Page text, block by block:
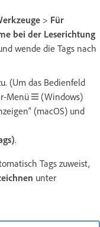
> Für
bei der Leserichtung
wende die Tags nach
(Um das Bedienfeld
Menü
(Windows)
(macOS) und
.
Tags zuweist,
unter